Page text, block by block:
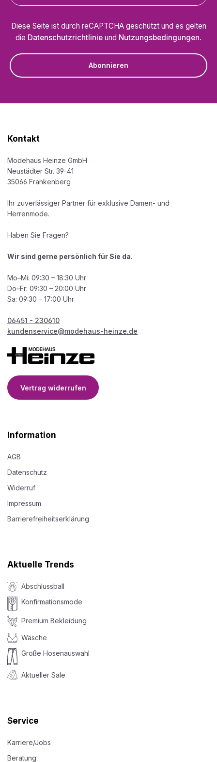
Diese Seite ist durch reCAPTCHA geschützt und es gelten
die Datenschutzrichtlinie und Nutzungsbedingungen.
Abonnieren
Kontakt
Modehaus Heinze GmbH
Neustädter Str. 39-41
35066 Frankenberg
Ihr zuverlässiger Partner für exklusive Damen- und
Herrenmode.
Haben Sie Fragen?
Wir sind gerne persönlich für Sie da.
Mo–Mi: 09:30 – 18:30 Uhr
Do–Fr: 09:30 – 20:00 Uhr
Sa: 09:30 – 17:00 Uhr
06451 - 230610
kundenservice@modehaus-heinze.de
Vertrag widerrufen
Information
AGB
Datenschutz
Widerruf
Impressum
Barrierefreiheitserklärung
Aktuelle Trends
Abschlussball
Konfirmationsmode
Premium Bekleidung
Wäsche
Große Hosenauswahl
Aktueller Sale
Service
Karriere/Jobs
Beratung